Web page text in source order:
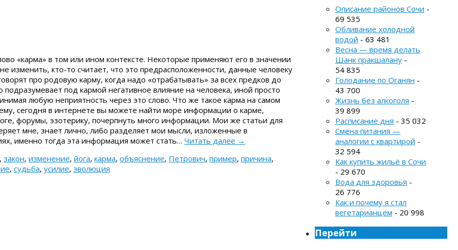
«карма» в том или ином контексте. Некоторые применяют его в значении
изменить, кто-то считает, что это предрасположенности, данные человеку
про родовую карму, когда надо «отрабатывать» за всех предков до
подразумевает под кармой негативное влияние на человека, иной просто
любую неприятность через это слово. Что же такое карма на самом
сегодня в интернете вы можете найти море информации о карме,
форумы, эзотерику, почерпнуть много информации. Мои же статьи для
мне, знает лично, либо разделяет мои мысли, изложенные в
именно тогда эта информация может стать… Читать далее →
, закон, изменение, йога, карма, объяснение, Петрович, пример, причина,
, судьба, усилие, эволюция
Описание районов Сочи -
69 535
Обливание холодной
водой - 63 481
Весна — время делать
Шанк пракшалану -
54 835
Голодание по Оганян -
43 700
Жизнь без алкоголя -
39 899
Расписание дня - 35 032
Смена питания —
аналогии с квартирой -
32 594
Как купить жильё в Сочи
- 29 670
Вода для здоровья -
26 776
Как и почему я стал
вегетарианцем - 20 998
Перейти